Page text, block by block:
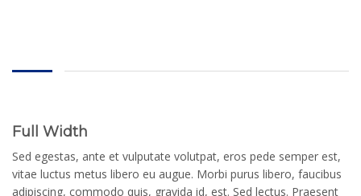
Full Width
Sed egestas, ante et vulputate volutpat, eros pede semper est,
vitae luctus metus libero eu augue. Morbi purus libero, faucibus
adipiscing, commodo quis, gravida id, est. Sed lectus. Praesent